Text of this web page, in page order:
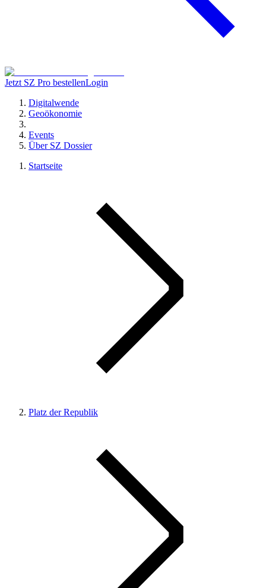
Jetzt SZ Pro bestellenLogin
Digitalwende
Geoökonomie
Events
Über SZ Dossier
Startseite
Platz der Republik